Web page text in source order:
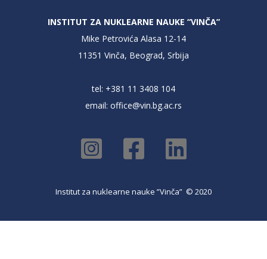
INSTITUT ZA NUKLEARNE NAUKE “VINČA”
Mike Petrovića Alasa 12-14
11351 Vinča, Beograd, Srbija
tel: +381 11 3408 104
email: office@vin.bg.ac.rs
Institut za nuklearne nauke ”Vinča” © 2020